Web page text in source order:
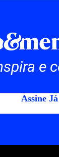
e
Assine Já